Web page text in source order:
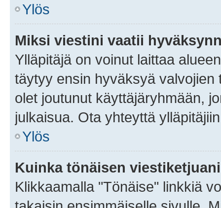
Ylös
Miksi viestini vaatii
Ylläpitäjä on voinut laittaa
täytyy ensin hyväksyä
olet joutunut käyttäjäryhmään,
julkaisua. Ota yhteyttä
Ylös
Kuinka tönäisen
Klikkaamalla "Tönäise" linkkiä